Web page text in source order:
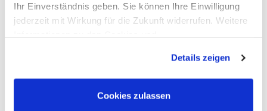
Ihr Einverständnis geben. Sie können Ihre Einwilligung
jederzeit mit Wirkung für die Zukunft widerrufen. Weitere
Details zeigen
Cookies zulassen
ALLPAX Lachsbrett 160 x 300mm - 100 Stk.